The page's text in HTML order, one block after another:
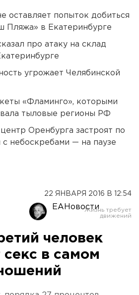
оставляет попыток добиться
Пляжа» в Екатеринбурге
про атаку на склад
угрожает Челябинской
«Фламинго», которыми
тыловые регионы РФ
Оренбурга застроят по
с небоскребами — на паузе
22 ЯНВАРЯ 2016 В 12:54
ЕАНовости
человек
секс в самом